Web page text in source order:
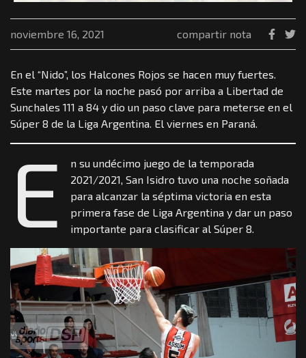
noviembre 16, 2021 compartir nota
En el “Nido”, los Halcones Rojos se hacen muy fuertes.
Este martes por la noche pasó por arriba a Libertad de
Sunchales 111 a 84 y dio un paso clave para meterse en el
Súper 8 de la Liga Argentina. El viernes en Paraná.
E
n su undécimo juego de la temporada
2021/2021, San Isidro tuvo una noche soñada
para alcanzar la séptima victoria en esta
primera fase de Liga Argentina y dar un paso
importante para clasificar al Súper 8.